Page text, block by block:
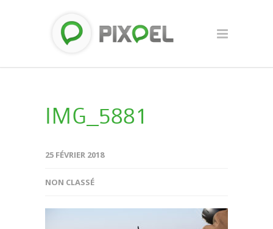
IMG_5881
25 FÉVRIER 2018
NON CLASSÉ